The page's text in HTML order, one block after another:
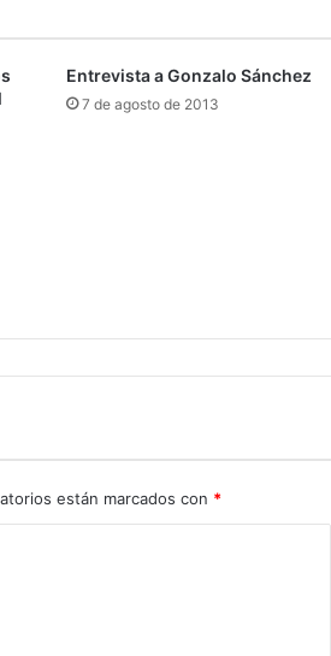
Entrevista a Gonzalo Sánchez
7 de agosto de 2013
están marcados con *